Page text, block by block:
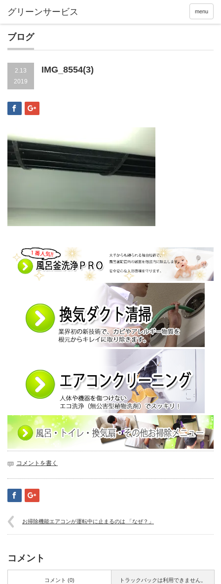
menu
ブログ
2.13
2019
IMG_8554(3)
コメントを書く
お掃除機能エアコンが運転中に止まるのは 「なぜ？」
コメント
トラックバックは利用できません。
コメント (0)